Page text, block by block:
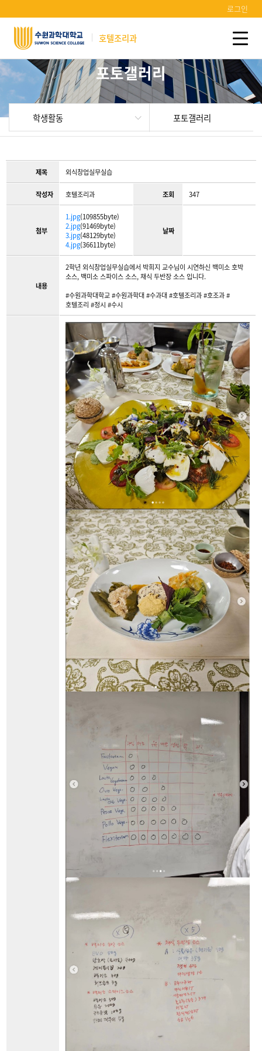
로그인
호텔조리과
포토갤러리
학생활동 포토갤러리
제목 외식창업실무실습
작성자 호텔조리과 조회 347
첨부
1.jpg(109855byte)
2.jpg(91469byte)
3.jpg(48129byte)
4.jpg(36611byte)
날짜
내용
2학년 외식창업실무실습에서 박희지 교수님이 시연하신 백미소 호박
소스, 백미소 스파이스 소스, 채식 두반장 소스 입니다.
#수원과학대학교 #수원과학대 #수과대 #호텔조리과 #호조과 #
호텔조리 #정시 #수시